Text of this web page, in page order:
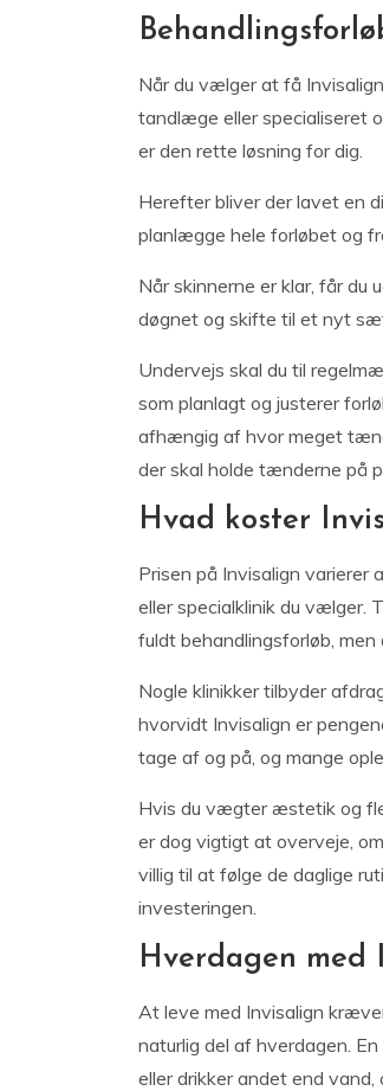
Når du vælger at få
tandlæge eller specialiseret
er den rette løsning for dig.
Herefter bliver der lavet en
planlægge hele forløbet og
Når skinnerne er klar, får
døgnet og skifte til et nyt
Undervejs skal du til
som planlagt og justerer
afhængig af hvor meget
der skal holde tænderne på
Hvad koster
Prisen på Invisalign
eller specialklinik du vælger.
fuldt behandlingsforløb,
Nogle klinikker tilbyder
hvorvidt Invisalign er
tage af og på, og mange
Hvis du vægter æstetik og
er dog vigtigt at overveje,
villig til at følge de daglige
investeringen.
Hverdagen med
At leve med Invisalign
naturlig del af hverdagen.
eller drikker andet end